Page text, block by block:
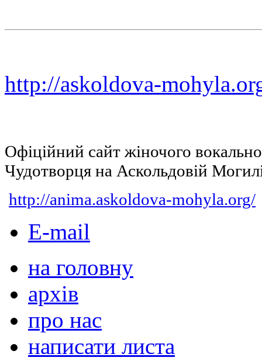
http://askoldova-
Офіційний сайт жіночого
Чудотворця на Аскольдовій
http://anima.askoldova-mohyla.org/
E-mail
на головну
архів
про нас
написати листа